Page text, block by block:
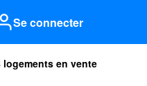
Se connecter
logements en vente